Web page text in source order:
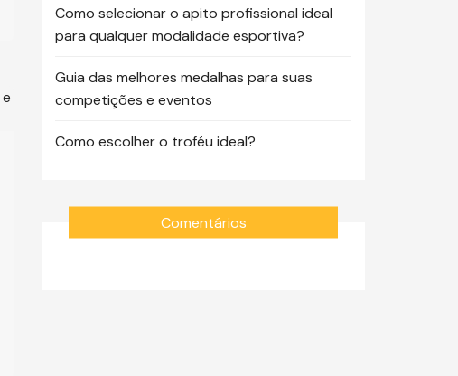
Como selecionar o apito profissional ideal
para qualquer modalidade esportiva?
Guia das melhores medalhas para suas
competições e eventos
Como escolher o troféu ideal?
Comentários